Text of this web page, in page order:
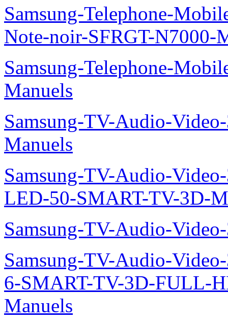
Samsung-Telephone-
Note-noir-SFRGT-N7000-
Samsung-Telephone-
Manuels
Samsung-TV-Audio-
Manuels
Samsung-TV-Audio-
LED-50-SMART-TV-3D-
Samsung-TV-Audio-
Samsung-TV-Audio-
6-SMART-TV-3D-FULL-
Manuels